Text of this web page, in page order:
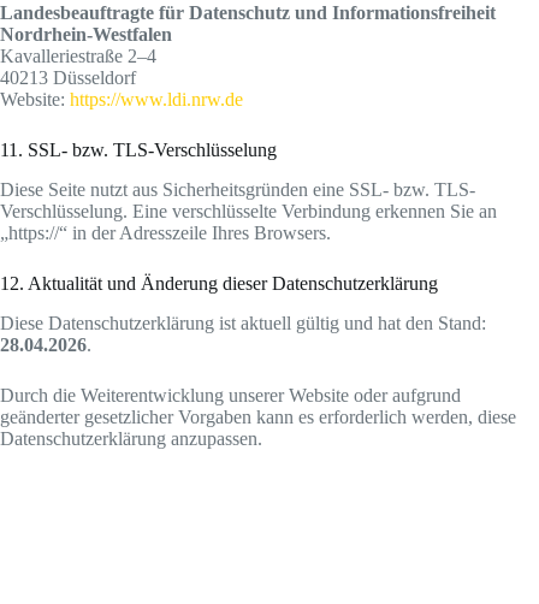
Landesbeauftragte für Datenschutz und Informationsfreiheit
Nordrhein-Westfalen
Kavalleriestraße 2–4
40213 Düsseldorf
Website: https://www.ldi.nrw.de
11. SSL- bzw. TLS-Verschlüsselung
Diese Seite nutzt aus Sicherheitsgründen eine SSL- bzw. TLS-
Verschlüsselung. Eine verschlüsselte Verbindung erkennen Sie an
„https://“ in der Adresszeile Ihres Browsers.
12. Aktualität und Änderung dieser Datenschutzerklärung
Diese Datenschutzerklärung ist aktuell gültig und hat den Stand:
28.04.2026.
Durch die Weiterentwicklung unserer Website oder aufgrund
geänderter gesetzlicher Vorgaben kann es erforderlich werden, diese
Datenschutzerklärung anzupassen.